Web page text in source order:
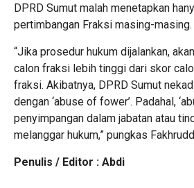
DPRD Sumut malah menetapkan
pertimbangan Fraksi masing-masing.
“Jika prosedur hukum dijalankan,
calon fraksi lebih tinggi dari skor
fraksi. Akibatnya, DPRD Sumut
dengan ‘abuse of fower’. Padahal,
penyimpangan dalam jabatan atau
melanggar hukum,” pungkas
Penulis / Editor : Abdi